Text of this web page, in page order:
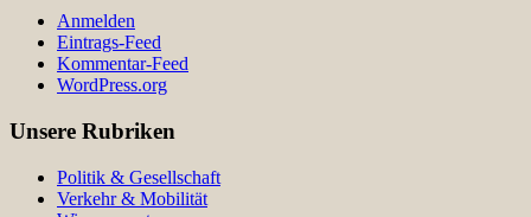
Anmelden
Eintrags-Feed
Kommentar-Feed
WordPress.org
Unsere Rubriken
Politik & Gesellschaft
Verkehr & Mobilität